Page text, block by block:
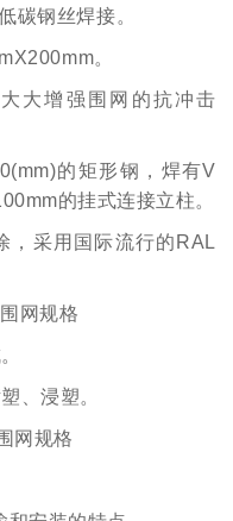
低碳钢丝焊接。
。
大增强围网的抗冲击
的矩形钢，焊有V
的挂式连接立柱。
，采用国际流行的RAL
围网规格
塑、浸塑。
网规格